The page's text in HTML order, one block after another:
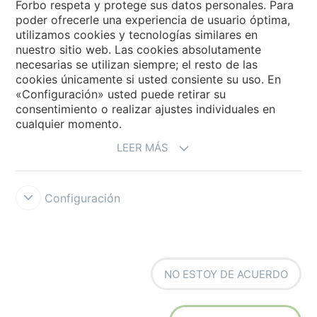
Forbo Movement Systems
Selecciona un país
Condiciones de uso
Protección de datos
Forbo respeta y protege sus datos personales. Para
poder ofrecerle una experiencia de usuario óptima,
utilizamos cookies y tecnologías similares en
nuestro sitio web. Las cookies absolutamente
necesarias se utilizan siempre; el resto de las
cookies únicamente si usted consiente su uso. En
«Configuración» usted puede retirar su
consentimiento o realizar ajustes individuales en
cualquier momento.
LEER MÁS
Configuración
NO ESTOY DE ACUERDO